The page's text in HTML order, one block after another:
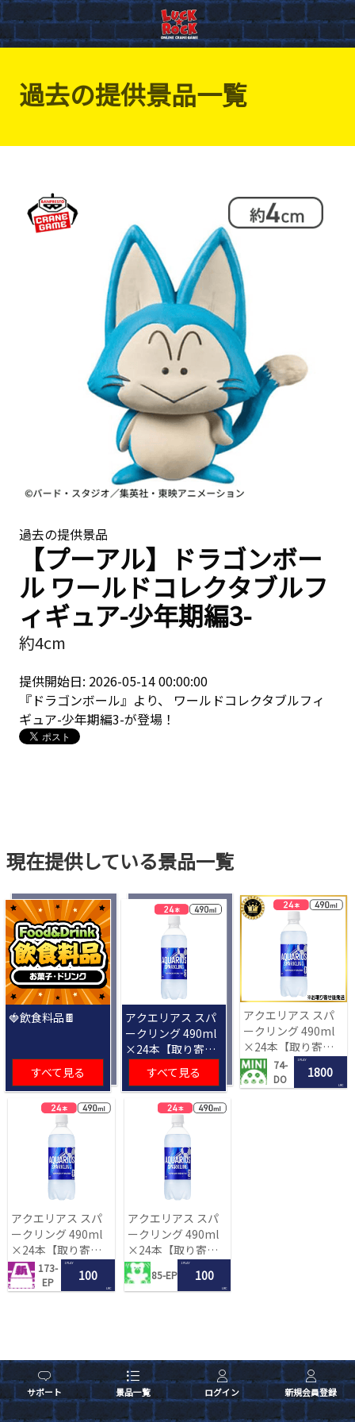
サポート 景品一覧 ログイン 新規会員登録
過去の提供景品一覧
過去の提供景品
【プーアル】ドラゴンボー
ル ワールドコレクタブルフ
ィギュア-少年期編3-
約4cm
提供開始日: 2026-05-14 00:00:00
『ドラゴンボール』より、 ワールドコレクタブルフィ
ギュア-少年期編3-が登場！
現在提供している景品一覧
🍓飲食料品🍫
すべて見る
アクエリアス スパ
ークリング 490ml
×24本【取り寄せ
入荷後次第発送】
すべて見る
アクエリアス スパ
ークリング 490ml
×24本【取り寄せ
入荷後次第発送】
74-
DO
1 PLAY
1800
LRC
アクエリアス スパ
ークリング 490ml
×24本【取り寄せ
入荷後次第発送】
173-
EP
1 PLAY
100
LRC
アクエリアス スパ
ークリング 490ml
×24本【取り寄せ
入荷後次第発送】
85-EP
1 PLAY
100
LRC